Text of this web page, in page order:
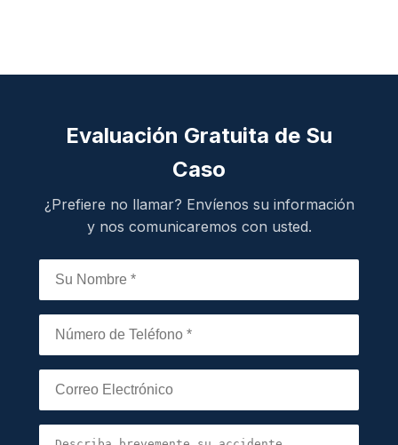
Evaluación Gratuita de Su
Caso
¿Prefiere no llamar? Envíenos su información
y nos comunicaremos con usted.